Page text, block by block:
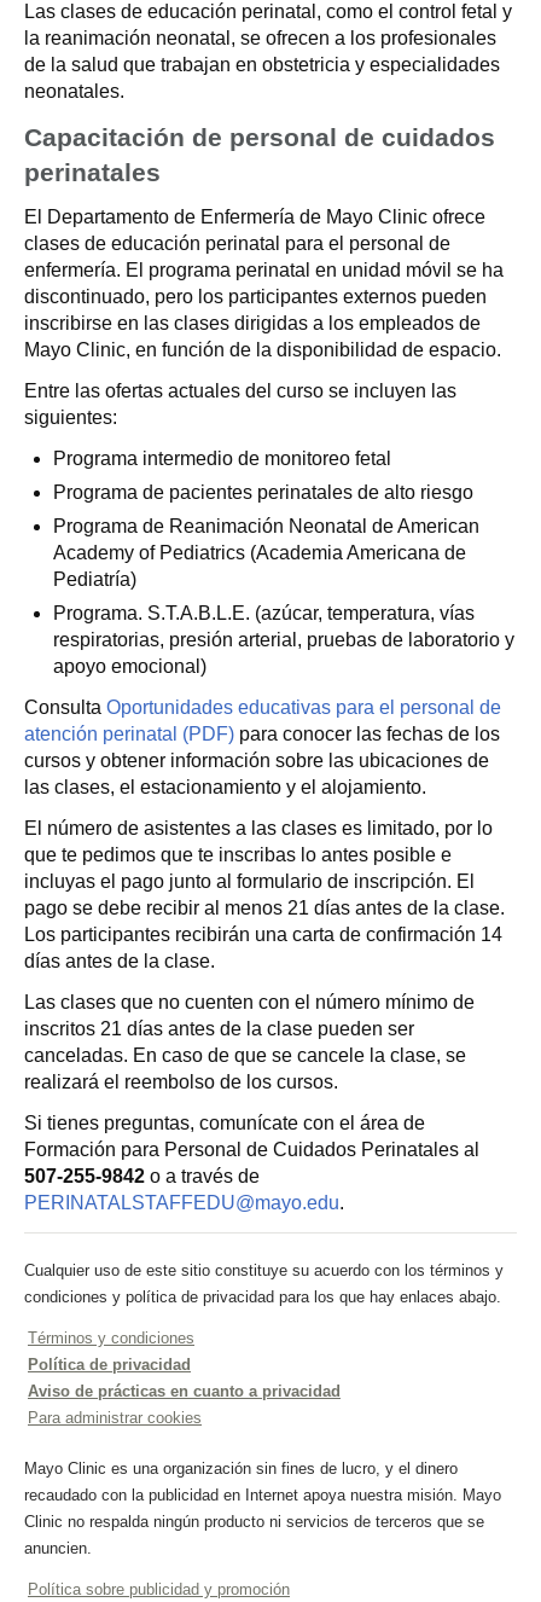
Las clases de educación perinatal, como el control fetal y
la reanimación neonatal, se ofrecen a los profesionales
de la salud que trabajan en obstetricia y especialidades
neonatales.
Capacitación de personal de cuidados
perinatales
El Departamento de Enfermería de Mayo Clinic ofrece
clases de educación perinatal para el personal de
enfermería. El programa perinatal en unidad móvil se ha
discontinuado, pero los participantes externos pueden
inscribirse en las clases dirigidas a los empleados de
Mayo Clinic, en función de la disponibilidad de espacio.
Entre las ofertas actuales del curso se incluyen las
siguientes:
Programa intermedio de monitoreo fetal
Programa de pacientes perinatales de alto riesgo
Programa de Reanimación Neonatal de American
Academy of Pediatrics (Academia Americana de
Pediatría)
Programa. S.T.A.B.L.E. (azúcar, temperatura, vías
respiratorias, presión arterial, pruebas de laboratorio y
apoyo emocional)
Consulta Oportunidades educativas para el personal de
atención perinatal (PDF) para conocer las fechas de los
cursos y obtener información sobre las ubicaciones de
las clases, el estacionamiento y el alojamiento.
El número de asistentes a las clases es limitado, por lo
que te pedimos que te inscribas lo antes posible e
incluyas el pago junto al formulario de inscripción. El
pago se debe recibir al menos 21 días antes de la clase.
Los participantes recibirán una carta de confirmación 14
días antes de la clase.
Las clases que no cuenten con el número mínimo de
inscritos 21 días antes de la clase pueden ser
canceladas. En caso de que se cancele la clase, se
realizará el reembolso de los cursos.
Si tienes preguntas, comunícate con el área de
Formación para Personal de Cuidados Perinatales al
507-255-9842 o a través de
PERINATALSTAFFEDU@mayo.edu.
Cualquier uso de este sitio constituye su acuerdo con los términos y
condiciones y política de privacidad para los que hay enlaces abajo.
Términos y condiciones
Política de privacidad
Aviso de prácticas en cuanto a privacidad
Para administrar cookies
Mayo Clinic es una organización sin fines de lucro, y el dinero
recaudado con la publicidad en Internet apoya nuestra misión. Mayo
Clinic no respalda ningún producto ni servicios de terceros que se
anuncien.
Política sobre publicidad y promoción